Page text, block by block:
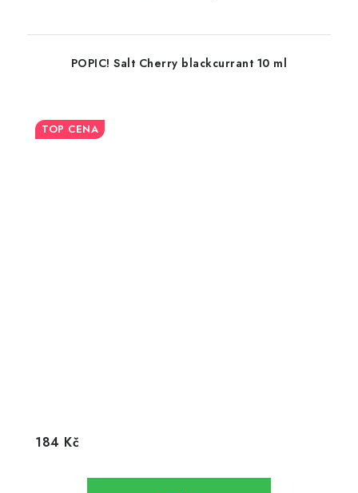
POPIC! Salt Cherry blackcurrant 10 ml
TOP CENA
184 Kč